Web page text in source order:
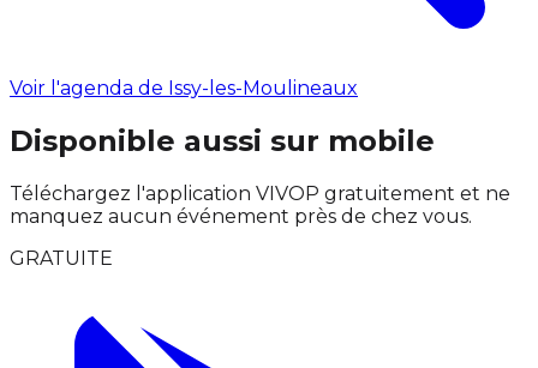
Voir l'agenda de Issy-les-Moulineaux
Disponible aussi sur mobile
Téléchargez l'application VIVOP gratuitement et ne
manquez aucun événement près de chez vous.
GRATUITE